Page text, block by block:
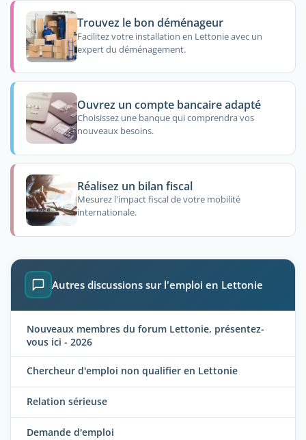
Trouvez le bon déménageur
Facilitez votre installation en Lettonie avec un
expert du déménagement.
Ouvrez un compte bancaire adapté
Choisissez une banque qui comprendra vos
nouveaux besoins.
Réalisez un bilan fiscal
Mesurez l'impact fiscal de votre mobilité
internationale.
Autres discussions sur l'emploi en Lettonie
Nouveaux membres du forum Lettonie, présentez-
vous ici - 2026
Chercheur d'emploi non qualifier en Lettonie
Relation sérieuse
Demande d'emploi